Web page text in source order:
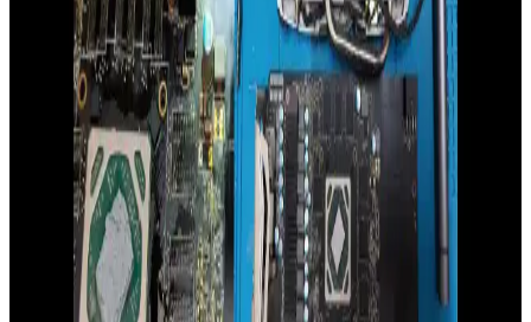
NVIDIA'nın yeni 4050 serisi ve güncel yazılım gelişmeleri, oyun ve
içerik üretiminde yüksek performans ve verimlilik sunuyor.
Güncellemeler ve araçlar, kullanıcıların deneyimini iyileştiriyor.
Dizüstü Bilgisayarlarda Grafik Performansı ve
Güncel Trendler Analizi
Dizüstü bilgisayarlarda grafik performansı, oyun, tasarım ve video
düzenleme gibi yüksek grafik gücü gerektiren işlemler için kritik.
Güncel GPU teknolojileri ve trendler, kullanıcıların seçiminde
önemli rol oynuyor.
NVIDIA Ekran Kartlarının Güncel Modelleri ve
Performans Analizi 2026